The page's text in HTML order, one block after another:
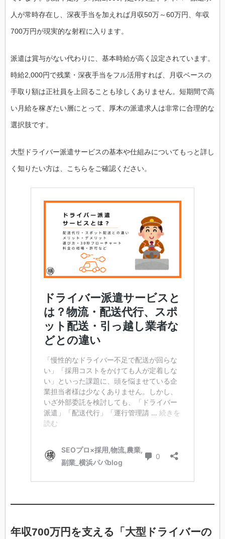
人が常時存在し、深夜手当を加えれば月収50万～60万円、年収
700万円が現実的な射程に入ります。
派遣は賞与がない代わりに、基本時給が高く設定されています。
時給2,000円で残業・深夜手当をフル活用すれば、月収ベースの
手取り額は正社員を上回ることも珍しくありません。短期間で高
い月給を稼ぎたい層にとって、厚木の派遣求人は非常に合理的な
選択肢です。
大型ドライバー派遣サービスの基本や仕組みについてもっと詳し
く知りたい方は、こちらをご確認ください。
年収700万円を支える「大型ドライバーの